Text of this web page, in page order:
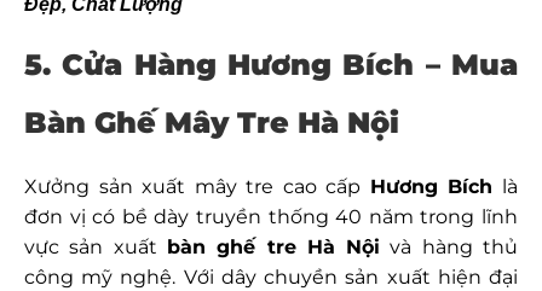
Đẹp, Chất Lượng
5. Cửa Hàng Hương Bích – Mua
Bàn Ghế Mây Tre Hà Nội
Xưởng sản xuất mây tre cao cấp Hương Bích là
đơn vị có bề dày truyền thống 40 năm trong lĩnh
vực sản xuất bàn ghế tre Hà Nội và hàng thủ
công mỹ nghệ. Với dây chuyền sản xuất hiện đại